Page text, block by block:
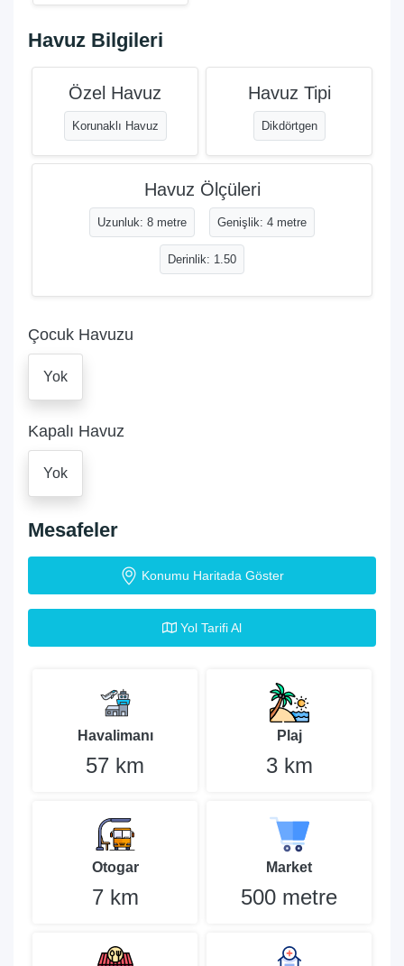
Havuz Bilgileri
Özel Havuz
Korunaklı Havuz
Havuz Tipi
Dikdörtgen
Havuz Ölçüleri
Uzunluk: 8 metre Genişlik: 4 metre
Derinlik: 1.50
Çocuk Havuzu
Yok
Kapalı Havuz
Yok
Mesafeler
Konumu Haritada Göster
Yol Tarifi Al
Havalimanı
57 km
Plaj
3 km
Otogar
7 km
Market
500 metre